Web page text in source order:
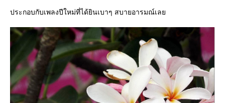
ประกอบกับเพลงปีใหม่ที่ได้ยินเบาๆ สบายอารมณ์เล